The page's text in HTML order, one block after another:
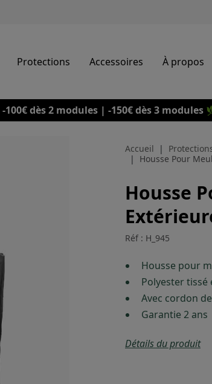
Protections Accessoires À propos
-100€ dès 2 modules | -150€ dès 3 modules
Accueil
Housse Pour
Housse
Réf : H_945
Housse pour
Polyester tissé
Avec cordon
Garantie 2 ans
Détails du produit